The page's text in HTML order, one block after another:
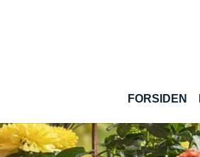
FORSIDEN